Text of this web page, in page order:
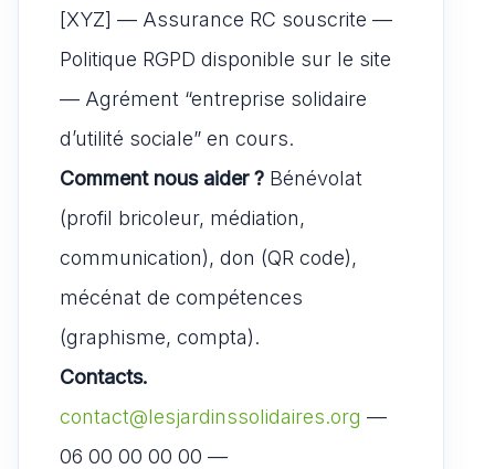
[XYZ] — Assurance RC souscrite —
Politique RGPD disponible sur le site
— Agrément “entreprise solidaire
d’utilité sociale” en cours.
Comment nous aider ? Bénévolat
(profil bricoleur, médiation,
communication), don (QR code),
mécénat de compétences
(graphisme, compta).
Contacts.
contact@lesjardinssolidaires.org —
06 00 00 00 00 —